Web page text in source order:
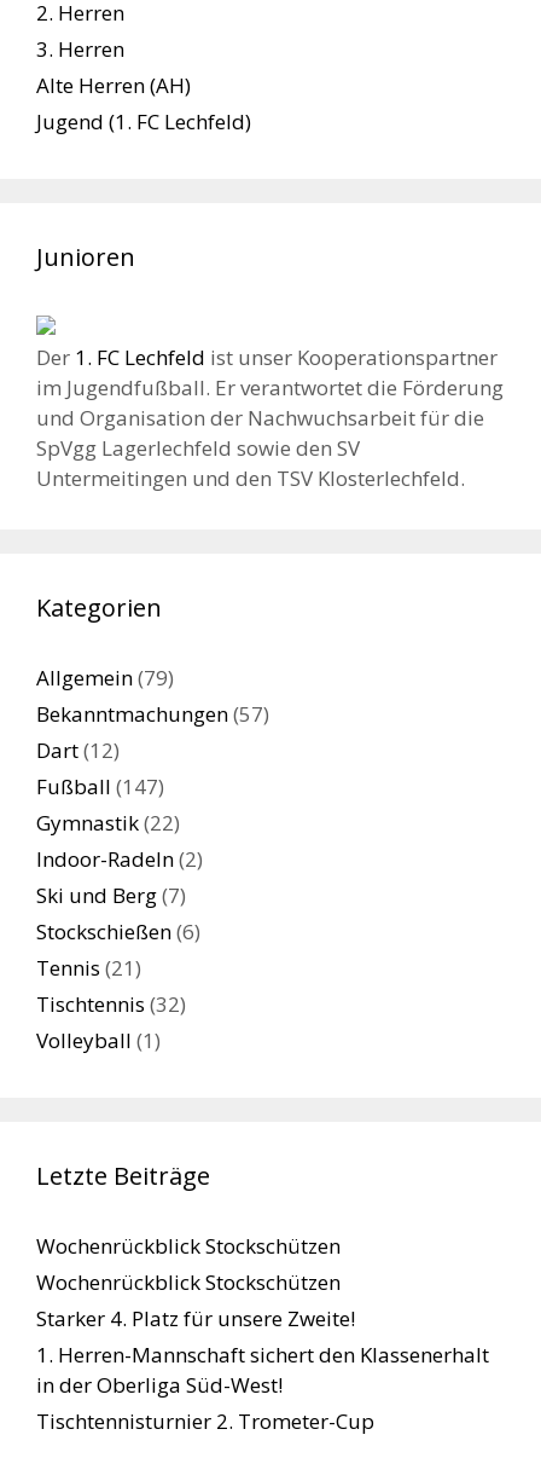
2. Herren
3. Herren
Alte Herren (AH)
Jugend (1. FC Lechfeld)
Junioren
Der 1. FC Lechfeld ist unser Kooperationspartner
im Jugendfußball. Er verantwortet die Förderung
und Organisation der Nachwuchsarbeit für die
SpVgg Lagerlechfeld sowie den SV
Untermeitingen und den TSV Klosterlechfeld.
Kategorien
Allgemein(79)
Bekanntmachungen(57)
Dart(12)
Fußball (147)
Gymnastik(22)
Indoor-Radeln(2)
Ski und Berg(7)
Stockschießen(6)
Tennis (21)
Tischtennis (32)
Volleyball (1)
Letzte Beiträge
Wochenrückblick Stockschützen
Wochenrückblick Stockschützen
Starker 4. Platz für unsere Zweite!
1. Herren-Mannschaft sichert den Klassenerhalt
in der Oberliga Süd-West!
Tischtennisturnier 2. Trometer-Cup